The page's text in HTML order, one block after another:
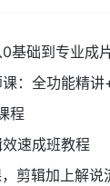
基础到专业成
：全功能精讲
程
速成班教程
剪辑加上解说